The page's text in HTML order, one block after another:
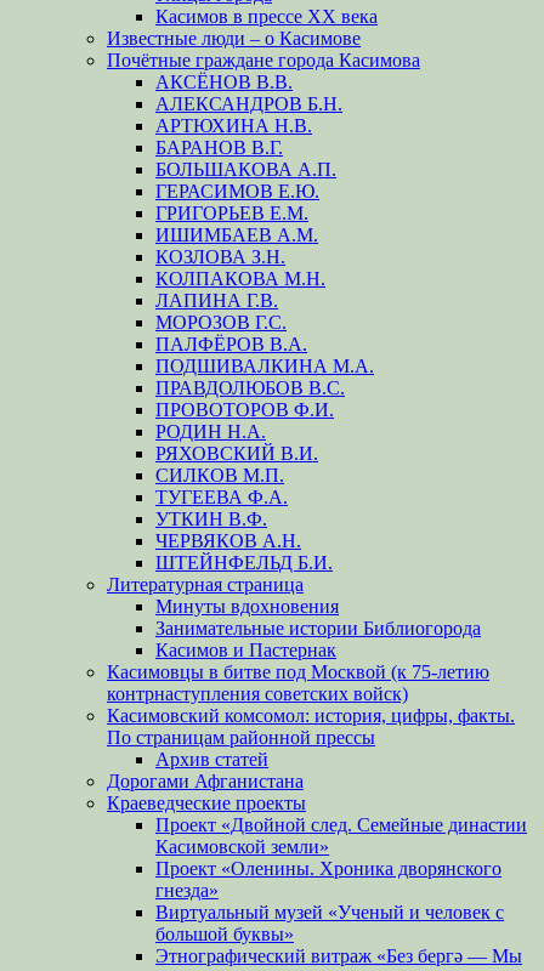
Касимов в прессе XX века
Известные люди – о Касимове
Почётные граждане города Касимова
АКСЁНОВ В.В.
АЛЕКСАНДРОВ Б.Н.
АРТЮХИНА Н.В.
БАРАНОВ В.Г.
БОЛЬШАКОВА А.П.
ГЕРАСИМОВ Е.Ю.
ГРИГОРЬЕВ Е.М.
ИШИМБАЕВ А.М.
КОЗЛОВА З.Н.
КОЛПАКОВА М.Н.
ЛАПИНА Г.В.
МОРОЗОВ Г.С.
ПАЛФЁРОВ В.А.
ПОДШИВАЛКИНА М.А.
ПРАВДОЛЮБОВ В.С.
ПРОВОТОРОВ Ф.И.
РОДИН Н.А.
РЯХОВСКИЙ В.И.
СИЛКОВ М.П.
ТУГЕЕВА Ф.А.
УТКИН В.Ф.
ЧЕРВЯКОВ А.Н.
ШТЕЙНФЕЛЬД Б.И.
Литературная страница
Минуты вдохновения
Занимательные истории Библиогорода
Касимов и Пастернак
Касимовцы в битве под Москвой (к 75-летию
контрнаступления советских войск)
Касимовский комсомол: история, цифры, факты.
По страницам районной прессы
Архив статей
Дорогами Афганистана
Краеведческие проекты
Проект «Двойной след. Семейные династии
Касимовской земли»
Проект «Оленины. Хроника дворянского
гнезда»
Виртуальный музей «Ученый и человек с
большой буквы»
Этнографический витраж «Без бергə — Мы